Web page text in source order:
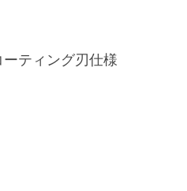
ーティング刃仕様